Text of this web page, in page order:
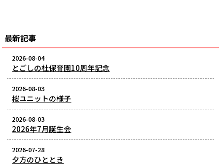
最新記事
2026-08-04
とごしの杜保育園10周年記念
2026-08-03
桜ユニットの様子
2026-08-03
2026年7月誕生会
2026-07-28
夕方のひととき